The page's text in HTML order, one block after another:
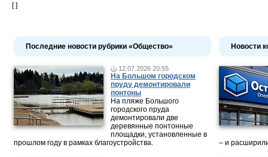
[ ]
Последние новости рубрики «Общество»
12.07.2026 20:55
На Большом городском
пруду демонтировали
понтоны
На пляже Большого
городского пруда
демонтировали две
деревянные понтонные
площадки, установленные в
прошлом году в рамках благоустройства.
Новости
– и